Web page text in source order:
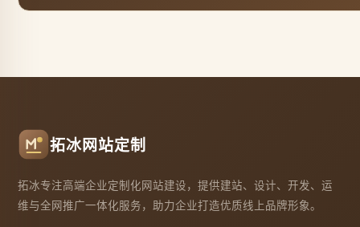
拓冰网站定制
拓冰专注高端企业定制化网站建设，提供建站、设计、开发、运
维与全网推广一体化服务，助力企业打造优质线上品牌形象。